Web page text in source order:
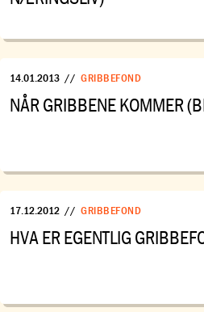
14.01.2013 // GRIBBEFOND
NÅR GRIBBENE KOMMER
17.12.2012 // GRIBBEFOND
HVA ER EGENTLIG